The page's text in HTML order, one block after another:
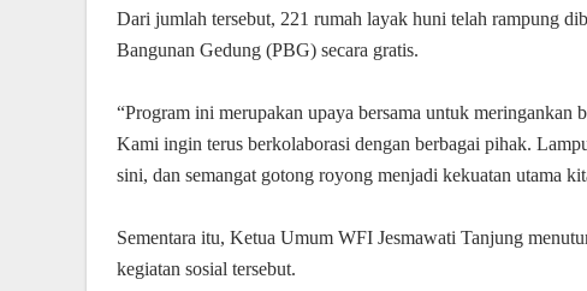
Dari jumlah tersebut, 221 rumah layak huni telah rampung
Bangunan Gedung (PBG) secara gratis.
“Program ini merupakan upaya bersama untuk meringankan
Kami ingin terus berkolaborasi dengan berbagai pihak.
sini, dan semangat gotong royong menjadi kekuatan utama
Sementara itu, Ketua Umum WFI Jesmawati Tanjung
kegiatan sosial tersebut.